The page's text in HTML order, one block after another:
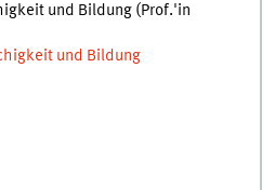
und Bildung (Prof.'in
und Bildung